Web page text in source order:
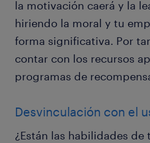
la motivación caerá y la
hiriendo la moral y tu
forma significativa. Por
contar con los recursos
programas de
Desvinculación con el
¿Están las habilidades de